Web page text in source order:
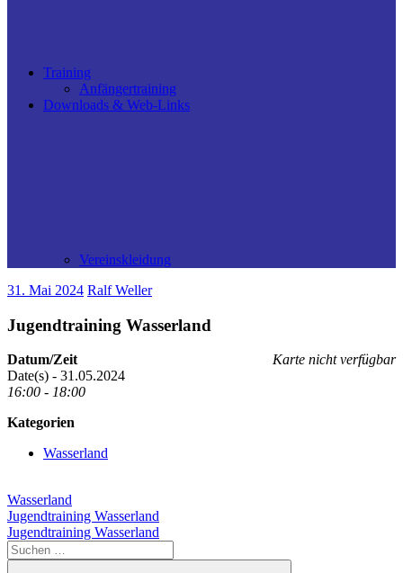
Training
Anfängertraining
Downloads & Web-Links
Vereinskleidung
31. Mai 2024 Ralf Weller
Jugendtraining Wasserland
Karte nicht verfügbar
Datum/Zeit
Date(s) - 31.05.2024
16:00 - 18:00
Kategorien
Wasserland
Wasserland
Beitragsnavigation
Vorheriger
Beitrag:
Jugendtraining Wasserland
Nächster
Beitrag:
Jugendtraining Wasserland
Suchen
nach: